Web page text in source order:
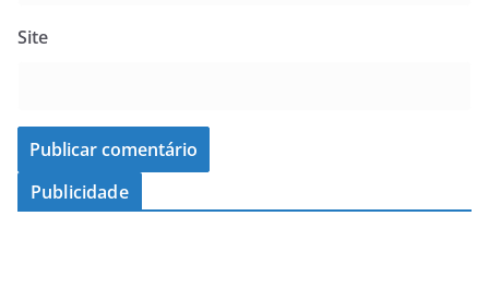
Site
Publicidade